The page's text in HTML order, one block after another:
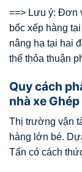
==> Lưu ý: Đơn
bốc xếp hàng
nâng hạ tại hai
thể thỏa thuận
Quy cách
nhà xe
Thị trường vận
hàng lớn bé.
Tấn có cách